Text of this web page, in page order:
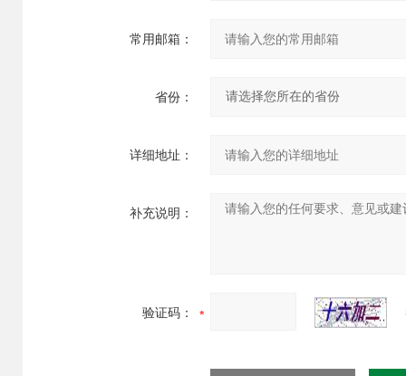
常用邮箱：
省份：
详细地址：
补充说明：
验证码：